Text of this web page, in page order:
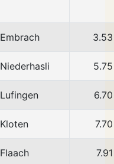
Embrach
Niederhasli
Lufingen
Kloten
Flaach